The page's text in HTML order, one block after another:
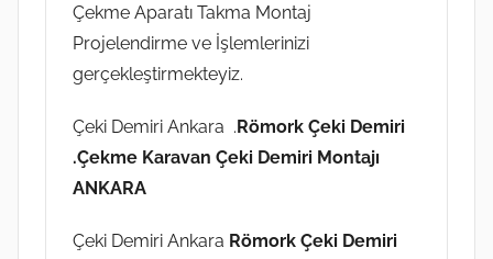
Çekme Aparatı Takma Montaj
Projelendirme ve İşlemlerinizi
gerçekleştirmekteyiz.
Çeki Demiri Ankara .Römork Çeki Demiri
.Çekme Karavan Çeki Demiri Montajı
ANKARA
Çeki Demiri Ankara Römork Çeki Demiri